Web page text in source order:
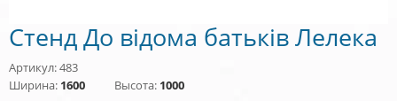
Стенд До відома батьків Лелека
Артикул: 483
Ширина: 1600 Высота: 1000